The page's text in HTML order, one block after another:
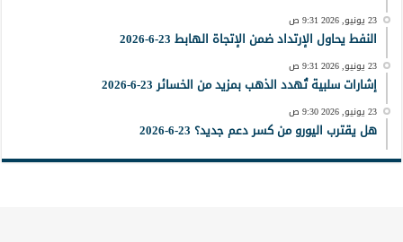
23 يونيو, 2026 9:31 ص
النفط يحاول الإرتداد ضمن الإتجاة الهابط 23-6-2026
23 يونيو, 2026 9:31 ص
إشارات سلبية تُهدد الذهب بمزيد من الخسائر 23-6-2026
23 يونيو, 2026 9:30 ص
هل يقترب اليورو من كسر دعم جديد؟ 23-6-2026